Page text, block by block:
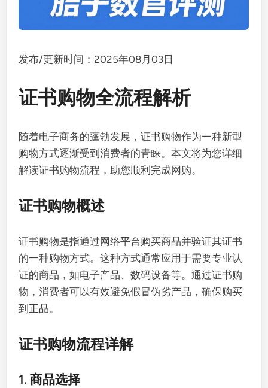
发布/更新时间：2025年08月03日
证书购物全流程解析
随着电子商务的蓬勃发展，证书购物作为一种新型
购物方式逐渐受到消费者的青睐。本文将为您详细
解读证书购物流程，助您顺利完成网购。
证书购物概述
证书购物是指通过网络平台购买商品并验证其证书
的一种购物方式。这种方式通常应用于需要专业认
证的商品，如电子产品、数码设备等。通过证书购
物，消费者可以有效避免假冒伪劣产品，确保购买
到正品。
证书购物流程详解
1. 商品选择